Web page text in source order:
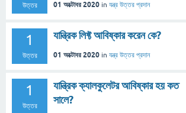
উত্তর 01 অক্টোবর 2020 in যন্ত্র উত্তর প্রদান
1
উত্তর
যান্ত্রিক লিফ্ট আবিষ্কার করেন কে?
01 অক্টোবর 2020 in যন্ত্র উত্তর প্রদান
1
উত্তর
যান্ত্রিক ক্যালকুলেটর আবিষ্কার হয় কত
সালে?